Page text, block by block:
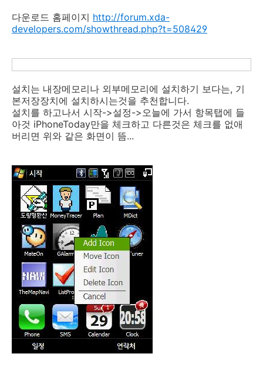
다운로드 홈페이지 http://forum.xda-
developers.com/showthread.php?t=508429
설치는 내장메모리나 외부메모리에 설치하기 보다는, 기
본저장장치에 설치하시는것을 추천합니다.
설치를 하고나서 시작->설정->오늘에 가서 항목탭에 들
아것 iPhoneToday만을 체크하고 다른것은 체크를 없애
버리면 위와 같은 화면이 뜸...